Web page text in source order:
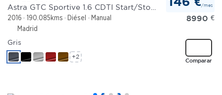
Astra GTC Sportive 1.6 CDTI Start/Stop 100 kW (136 CV)
2016 190.085kms Diésel
Manual
Madrid
/mes
8990 €
Comparar
Gris
+2